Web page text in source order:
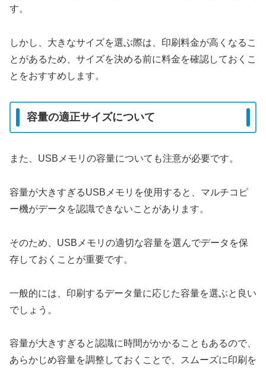
す。
しかし、大きなサイズを選ぶ際は、印刷料金が高くなるこ
とがあるため、サイズを決める前に料金を確認しておくこ
とをおすすめします。
容量の適正サイズについて
また、USBメモリの容量についても注意が必要です。
容量が大きすぎるUSBメモリを使用すると、マルチコピ
ー機がデータを認識できないことがあります。
そのため、USBメモリの適切な容量を選んでデータを保
存しておくことが重要です。
一般的には、印刷するデータ量に応じた容量を選ぶと良い
でしょう。
容量が大きすぎると認識に時間がかかることもあるので、
あらかじめ容量を調整しておくことで、スムーズに印刷を